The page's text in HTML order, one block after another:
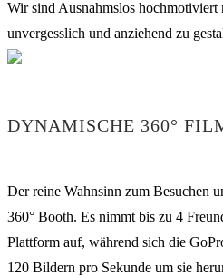
Wir sind Ausnahmslos hochmotiviert
unvergesslich und anziehend zu
DYNAMISCHE 360°
Der reine Wahnsinn zum Besuchen
360° Booth. Es nimmt bis zu 4
Plattform auf, während sich die
120 Bildern pro Sekunde um sie